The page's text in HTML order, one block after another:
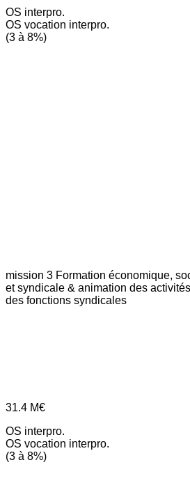
OS interpro.
OS vocation interpro.
(3 à 8%)
mission 3 Formation économique,
et syndicale & animation des
des fonctions syndicales
31.4 M€
OS interpro.
OS vocation interpro.
(3 à 8%)